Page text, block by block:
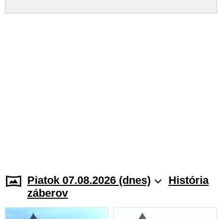
Piatok 07.08.2026 (dnes)
História
záberov